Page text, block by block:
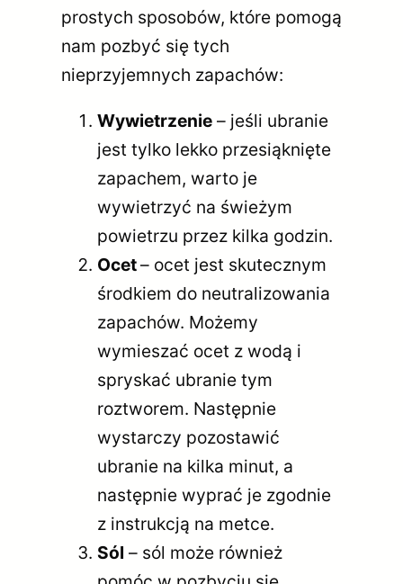
prostych sposobów, które pomogą
nam pozbyć się tych
nieprzyjemnych zapachów:
Wywietrzenie – jeśli ubranie
jest tylko lekko przesiąknięte
zapachem, warto je
wywietrzyć na świeżym
powietrzu przez kilka godzin.
Ocet– ocet jest skutecznym
środkiem do neutralizowania
zapachów. Możemy
wymieszać ocet z wodą i
spryskać ubranie tym
roztworem. Następnie
wystarczy pozostawić
ubranie na kilka minut, a
następnie wyprać je zgodnie
z instrukcją na metce.
Sól – sól może również